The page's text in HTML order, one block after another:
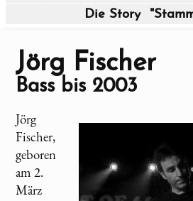
|
Die Story
Jörg Fischer
Bass bis 2003
Jörg
Fischer,
geboren
am 2.
März